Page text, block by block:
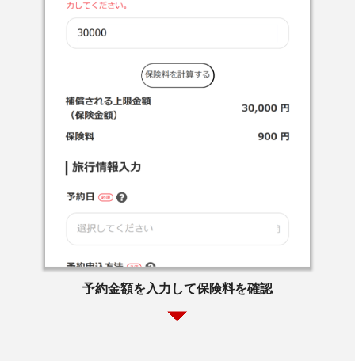
予約金額を入力して保険料を確認